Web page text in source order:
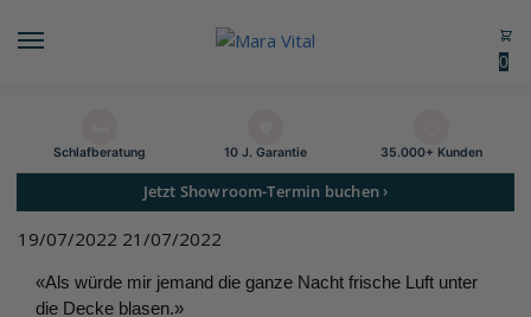
0
Schlaf­beratung 10 J. Garantie 35.000+ Kunden
Jetzt Showroom-Termin buchen ›
19/07/2022 21/07/2022
«Als würde mir jemand die ganze Nacht frische Luft unter
die Decke blasen.»